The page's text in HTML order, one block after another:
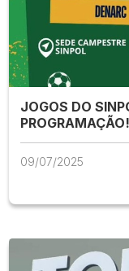
JOGOS DO
PROGRAMAÇÃO!
09/07/2025